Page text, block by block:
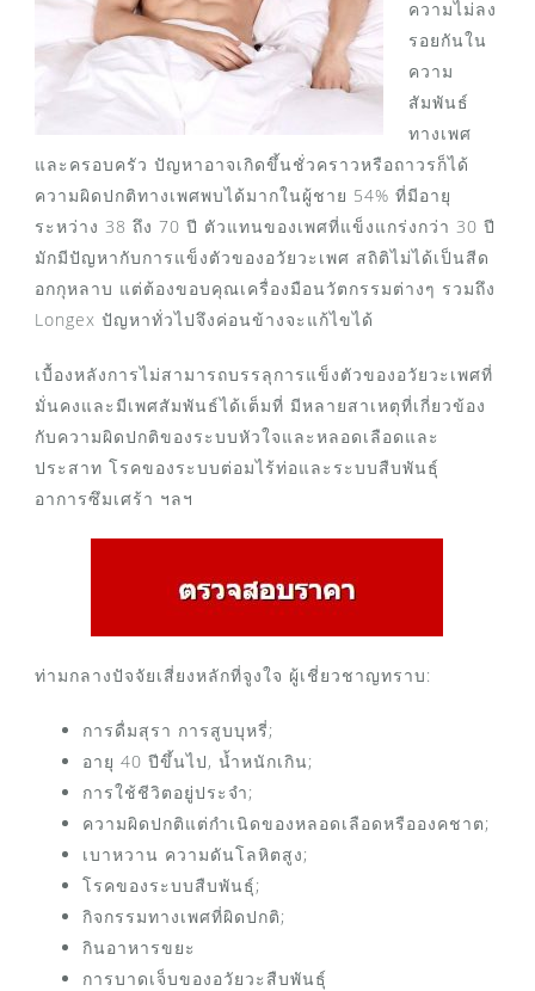
ความไม่ลง
รอยกันใน
ความ
สัมพันธ์
ทางเพศ
และครอบครัว ปัญหาอาจเกิดขึ้นชั่วคราวหรือถาวรก็ได้
ความผิดปกติทางเพศพบได้มากในผู้ชาย 54% ที่มีอายุ
ระหว่าง 38 ถึง 70 ปี ตัวแทนของเพศที่แข็งแกร่งกว่า 30 ปี
มักมีปัญหากับการแข็งตัวของอวัยวะเพศ สถิติไม่ได้เป็นสีด
อกกุหลาบ แต่ต้องขอบคุณเครื่องมือนวัตกรรมต่างๆ รวมถึง
Longex ปัญหาทั่วไปจึงค่อนข้างจะแก้ไขได้
เบื้องหลังการไม่สามารถบรรลุการแข็งตัวของอวัยวะเพศที่
มั่นคงและมีเพศสัมพันธ์ได้เต็มที่ มีหลายสาเหตุที่เกี่ยวข้อง
กับความผิดปกติของระบบหัวใจและหลอดเลือดและ
ประสาท โรคของระบบต่อมไร้ท่อและระบบสืบพันธุ์
อาการซึมเศร้า ฯลฯ
ท่ามกลางปัจจัยเสี่ยงหลักที่จูงใจ ผู้เชี่ยวชาญทราบ:
การดื่มสุรา การสูบบุหรี่;
อายุ 40 ปีขึ้นไป, น้ำหนักเกิน;
การใช้ชีวิตอยู่ประจำ;
ความผิดปกติแต่กำเนิดของหลอดเลือดหรือองคชาต;
เบาหวาน ความดันโลหิตสูง;
โรคของระบบสืบพันธุ์;
กิจกรรมทางเพศที่ผิดปกติ;
กินอาหารขยะ
การบาดเจ็บของอวัยวะสืบพันธุ์